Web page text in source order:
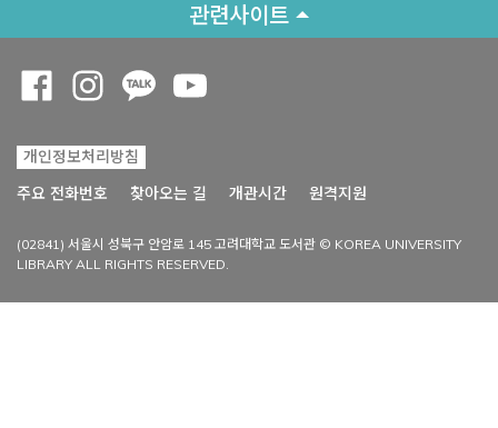
관련사이트
개인정보처리방침
주요 전화번호
찾아오는 길 개관시간 원격지원
(02841) 서울시 성북구 안암로 145 고려대학교 도서관 © KOREA UNIVERSITY
LIBRARY ALL RIGHTS RESERVED.
Opens a new window
Opens a new window
Opens a new window